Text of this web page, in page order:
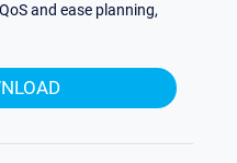
and ease planning,